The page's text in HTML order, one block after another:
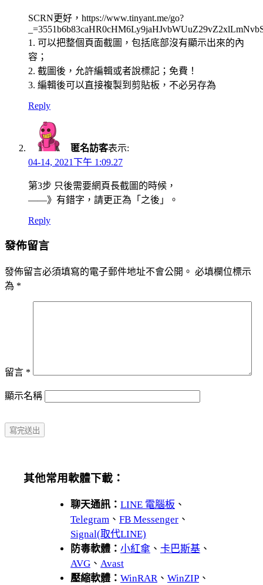
SCRN更好，https://www.tinyant.me/go?
1. 可以把整個頁面截圖，包括底部沒有顯示出來的內
容；
2. 截圖後，允許編輯或者說標記；免費！
3. 編輯後可以直接複製到剪貼板，不必另存為
Reply
匿名訪客表示:
04-14, 2021下午 1:09.27
第3步 只後需要網頁長截圖的時候，
——》有錯字，請更正為「之後」。
Reply
發佈留言
發佈留言必須填寫的電子郵件地址不會公開。 必填欄位標示
為 *
留言 *
顯示名稱
其他常用軟體下載：
聊天通訊： LINE 電腦板 、
Telegram 、 FB Messenger 、
Signal(取代LINE)
防毒軟體： 小紅傘 、 卡巴斯基 、
AVG 、 Avast
壓縮軟體： WinRAR 、 WinZIP 、